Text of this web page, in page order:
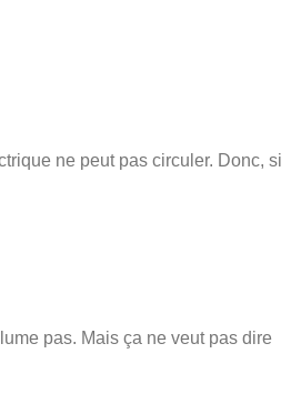
ne peut pas circuler. Donc, si
pas. Mais ça ne veut pas dire